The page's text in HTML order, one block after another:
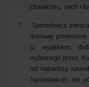
charakteru, cech i
7. Sprzedawca
dostawy
(z wyjątkiem
wybranego przez
niż najtańszy
Sprzedawcę), nie